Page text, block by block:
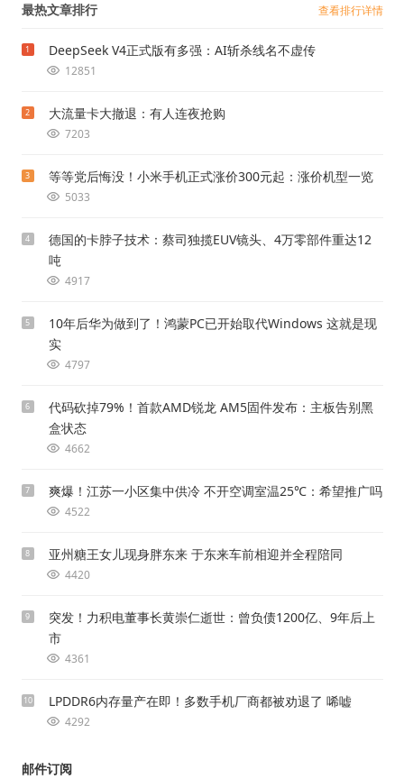
最热文章排行 查看排行详情
1 DeepSeek V4正式版有多强：AI斩杀线名不虚传
12851
2 大流量卡大撤退：有人连夜抢购
7203
3 等等党后悔没！小米手机正式涨价300元起：涨价机型一览
5033
4
德国的卡脖子技术：蔡司独揽EUV镜头、4万零部件重达12
吨
4917
5
10年后华为做到了！鸿蒙PC已开始取代Windows 这就是现
实
4797
6
代码砍掉79%！首款AMD锐龙 AM5固件发布：主板告别黑
盒状态
4662
7 爽爆！江苏一小区集中供冷 不开空调室温25℃：希望推广吗
4522
8 亚州糖王女儿现身胖东来 于东来车前相迎并全程陪同
4420
9
突发！力积电董事长黄崇仁逝世：曾负债1200亿、9年后上
市
4361
10 LPDDR6内存量产在即！多数手机厂商都被劝退了 唏嘘
4292
邮件订阅